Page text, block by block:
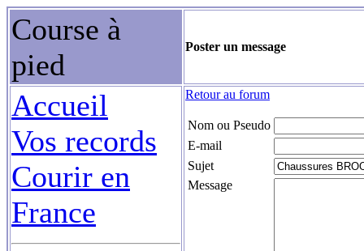
Course à
pied
Poster un message
Accueil
Vos records
Courir en
France
Retour au forum
Nom ou Pseudo
E-mail
Sujet
Message